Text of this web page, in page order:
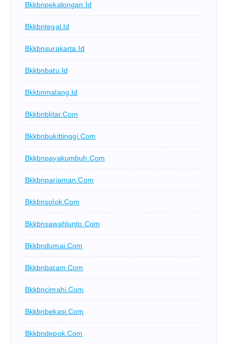
Bkkbnpekalongan.id
Bkkbntegal.id
Bkkbnsurakarta.id
Bkkbnbatu.id
Bkkbnmalang.id
Bkkbnblitar.com
Bkkbnbukittinggi.com
Bkkbnpayakumbuh.com
Bkkbnpariaman.com
Bkkbnsolok.com
Bkkbnsawahlunto.com
Bkkbndumai.com
Bkkbnbatam.com
Bkkbncimahi.com
Bkkbnbekasi.com
Bkkbndepok.com